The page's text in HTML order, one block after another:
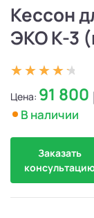
Кессон
ЭКО К-3
Цена: 91 800
В наличии
Заказать